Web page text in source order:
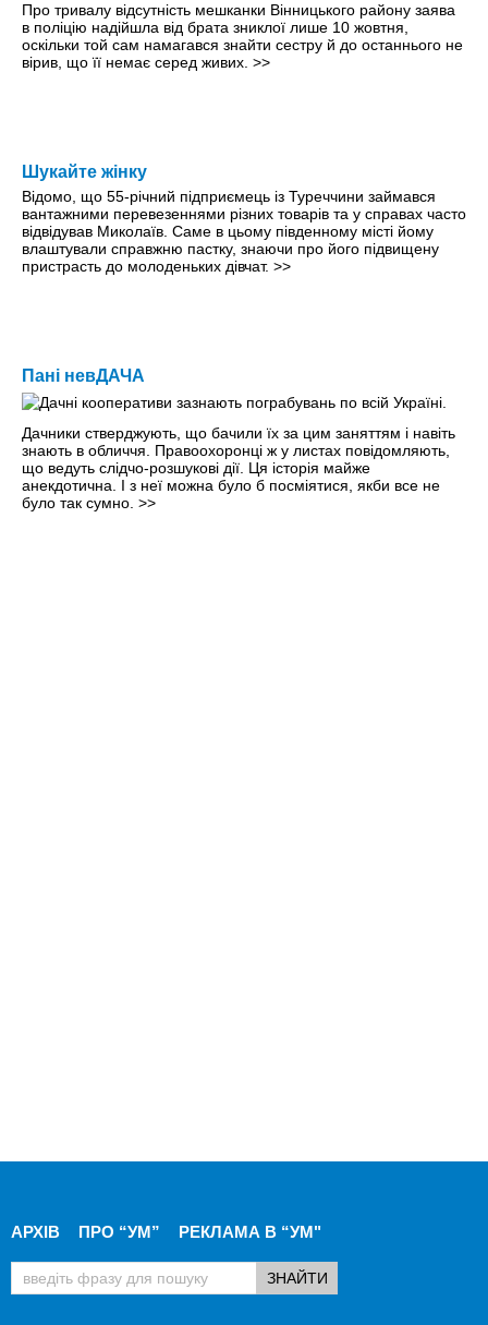
Про тривалу відсутність мешканки Вінницького району заява
в поліцію надійшла від брата зниклої лише 10 жовтня,
оскільки той сам намагався знайти сестру й до останнього не
вірив, що її немає серед живих. >>
Шукайте жінку
Відомо, що 55-річний підприємець із Туреччини займався
вантажними перевезеннями різних товарів та у справах часто
відвідував Миколаїв. Саме в цьому південному місті йому
влаштували справжню пастку, знаючи про його підвищену
пристрасть до молоденьких дівчат. >>
Пані невДАЧА
Дачники стверджують, що бачили їх за цим заняттям і навіть
знають в обличчя. Правоохоронці ж у листах повідомляють,
що ведуть слідчо-розшукові дії. Ця історія майже
анекдотична. І з неї можна було б посміятися, якби все не
було так сумно. >>
АРХІВ ПРО “УМ” РЕКЛАМА В “УМ"